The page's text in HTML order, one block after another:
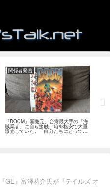
関係者発言
『DOOM』開発元、台湾最大手の「海
賊業者」に自ら接触、箱を格安で大量
販売していた。「自分たちにとっては
流通だった」
『GE』富澤祐介氏が『テイルズ オ